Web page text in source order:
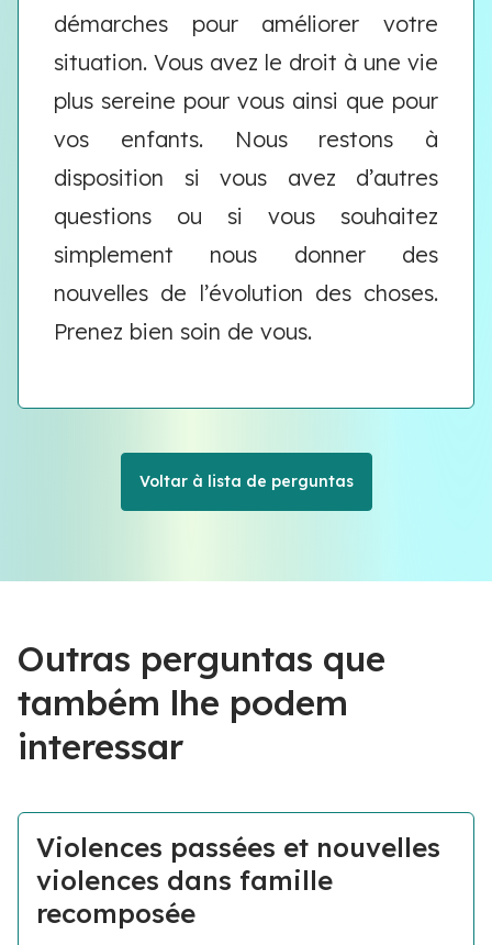
démarches pour améliorer votre
situation. Vous avez le droit à une vie
plus sereine pour vous ainsi que pour
vos enfants. Nous restons à
disposition si vous avez d’autres
questions ou si vous souhaitez
simplement nous donner des
nouvelles de l’évolution des choses.
Prenez bien soin de vous.
Voltar à lista de perguntas
Outras perguntas que
também lhe podem
interessar
Violences passées et nouvelles
violences dans famille
recomposée